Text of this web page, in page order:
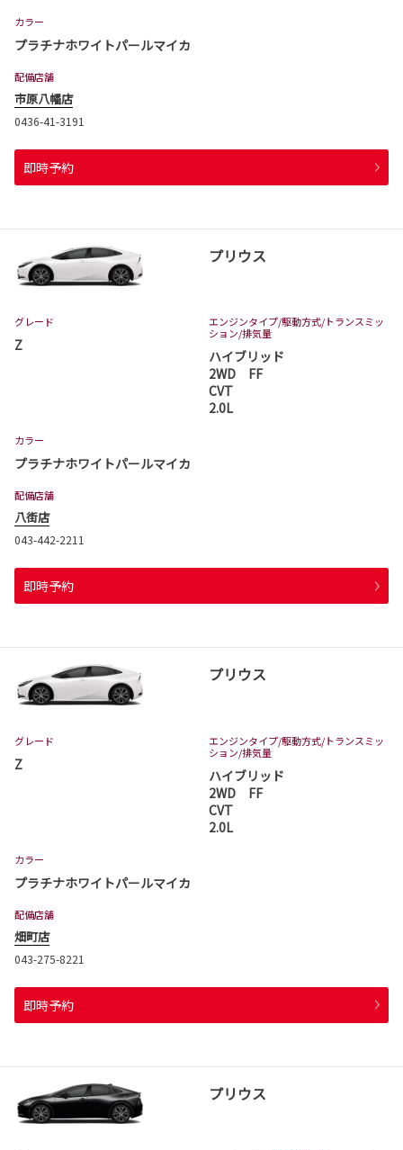
カラー
プラチナホワイトパールマイカ
配備店舗
市原八幡店
0436-41-3191
即時予約
プリウス
グレード
Z
エンジンタイプ/駆動方式/トランスミッ
ション/排気量
ハイブリッド
2WD FF
CVT
2.0L
カラー
プラチナホワイトパールマイカ
配備店舗
八街店
043-442-2211
即時予約
プリウス
グレード
Z
エンジンタイプ/駆動方式/トランスミッ
ション/排気量
ハイブリッド
2WD FF
CVT
2.0L
カラー
プラチナホワイトパールマイカ
配備店舗
畑町店
043-275-8221
即時予約
プリウス